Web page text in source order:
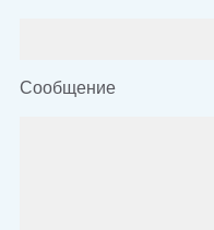
Сообщение